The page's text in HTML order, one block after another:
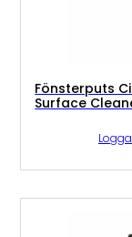
Fönsterputs
Surface